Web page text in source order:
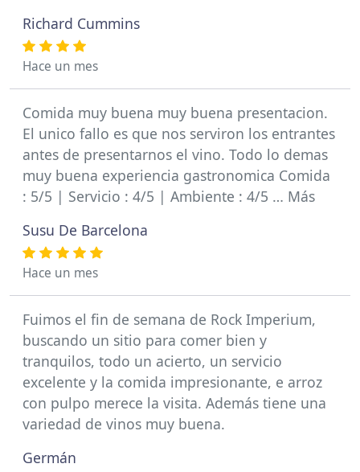
Richard Cummins
Hace un mes
Comida muy buena muy buena presentacion.
El unico fallo es que nos serviron los entrantes
antes de presentarnos el vino. Todo lo demas
muy buena experiencia gastronomica Comida
: 5/5 | Servicio : 4/5 | Ambiente : 4/5 … Más
Susu De Barcelona
Hace un mes
Fuimos el fin de semana de Rock Imperium,
buscando un sitio para comer bien y
tranquilos, todo un acierto, un servicio
excelente y la comida impresionante, e arroz
con pulpo merece la visita. Además tiene una
variedad de vinos muy buena.
Germán